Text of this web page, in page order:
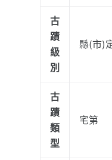
古
蹟
級
別
縣(市)
古
蹟
類
型
宅第